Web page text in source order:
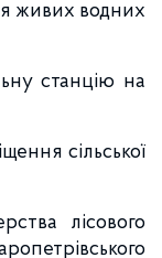
живих водних
станцію на
сільської
лісового